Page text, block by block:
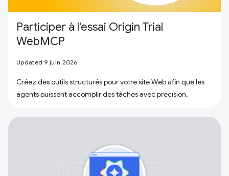
Participer à l'essai Origin Trial
WebMCP
Updated 9 juin 2026
Créez des outils structurés pour votre site Web afin que les
agents puissent accomplir des tâches avec précision.